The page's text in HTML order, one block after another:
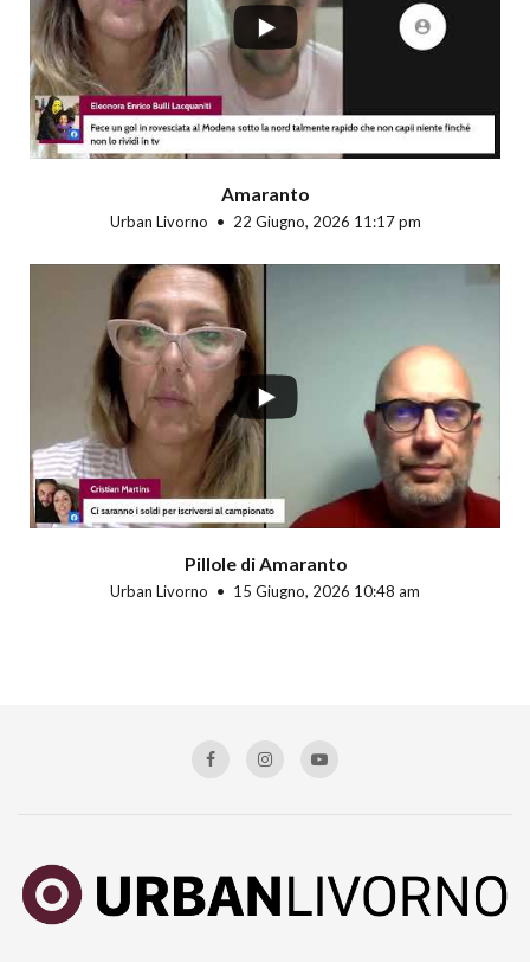
Amaranto
Urban Livorno 22 Giugno, 2026 11:17 pm
Pillole di Amaranto
Urban Livorno 15 Giugno, 2026 10:48 am